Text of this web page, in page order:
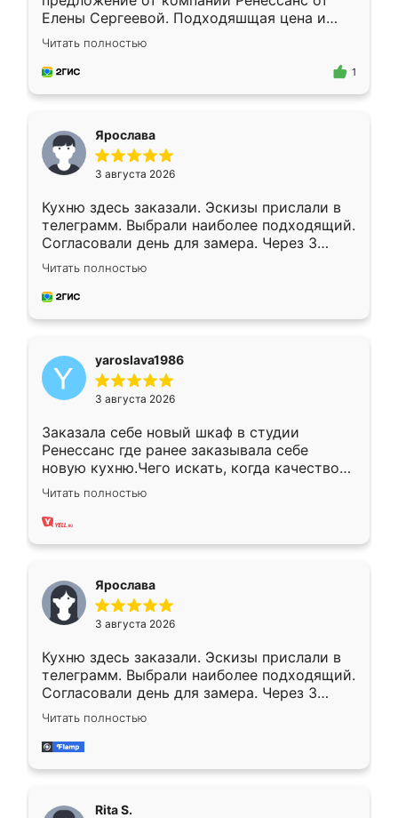
Елены Сергеевой. Подходяшщая цена и
короткие сроки изготовления. Приехавший
для замера сотрудник Владислав
предложил по моему эскизу самый
Читать полностью
1
Ярослава
3 августа 2026
Кухню здесь заказали. Эскизы прислали в
телеграмм. Выбрали наиболее подходящий.
Согласовали день для замера. Через 3
недели кухня была уже готова. Остались
довольны работой. Спасибо Ренессанс
мебель за качественную работу!
Читать полностью
yaroslava1986
3 августа 2026
Заказала себе новый шкаф в студии
Ренессанс где ранее заказывала себе
новую кухню.Чего искать, когда качеством
вполне довольна. Служит кухня уже почти
два года, нареканий нет.
Читать полностью
Ярослава
3 августа 2026
Кухню здесь заказали. Эскизы прислали в
телеграмм. Выбрали наиболее подходящий.
Согласовали день для замера. Через 3
недели кухня была уже готова. Остались
довольны работой. Спасибо Ренессанс
мебель за качественную работу!
Читать полностью
Rita S.